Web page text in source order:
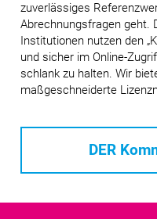
zuverlässiges
Abrechnungsfragen geht.
Institutionen nutzen den
und sicher im Online-
schlank zu halten. Wir
maßgeschneiderte
DER